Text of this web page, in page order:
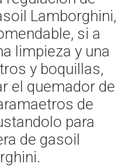
Lamborghini,
si a
limpieza y una
y boquillas,
el quemador de
de
para
de gasoil